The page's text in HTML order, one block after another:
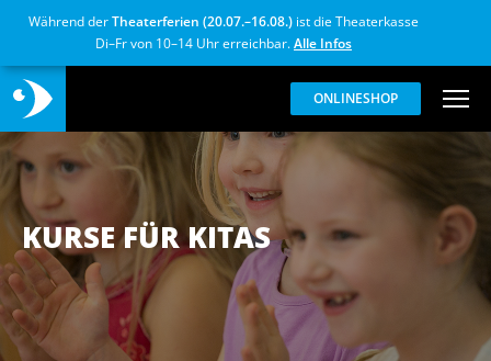
Während derTheaterferien (20.07.–16.08.) ist die Theaterkasse
Di–Fr von 10–14 Uhr erreichbar.Alle Infos
ONLINESHOP
KURSE FÜR KITAS